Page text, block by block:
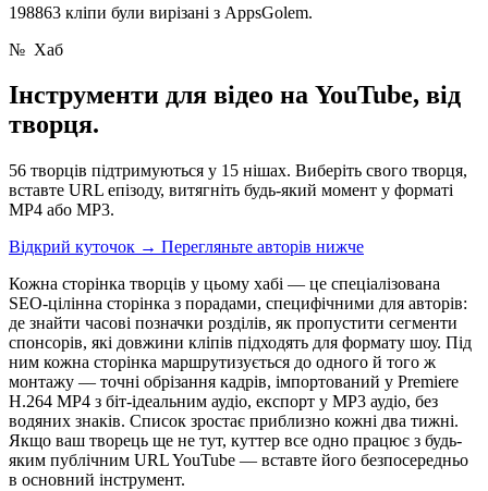
198863 кліпи були вирізані з AppsGolem.
№ Хаб
Інструменти для відео на YouTube, від
творця.
56 творців підтримуються у 15 нішах. Виберіть свого творця,
вставте URL епізоду, витягніть будь-який момент у форматі
MP4 або MP3.
Відкрий куточок → Перегляньте авторів нижче
Кожна сторінка творців у цьому хабі — це спеціалізована
SEO-цілінна сторінка з порадами, специфічними для авторів:
де знайти часові позначки розділів, як пропустити сегменти
спонсорів, які довжини кліпів підходять для формату шоу. Під
ним кожна сторінка маршрутизується до одного й того ж
монтажу — точні обрізання кадрів, імпортований у Premiere
H.264 MP4 з біт-ідеальним аудіо, експорт у MP3 аудіо, без
водяних знаків. Список зростає приблизно кожні два тижні.
Якщо ваш творець ще не тут, куттер все одно працює з будь-
яким публічним URL YouTube — вставте його безпосередньо
в основний інструмент.